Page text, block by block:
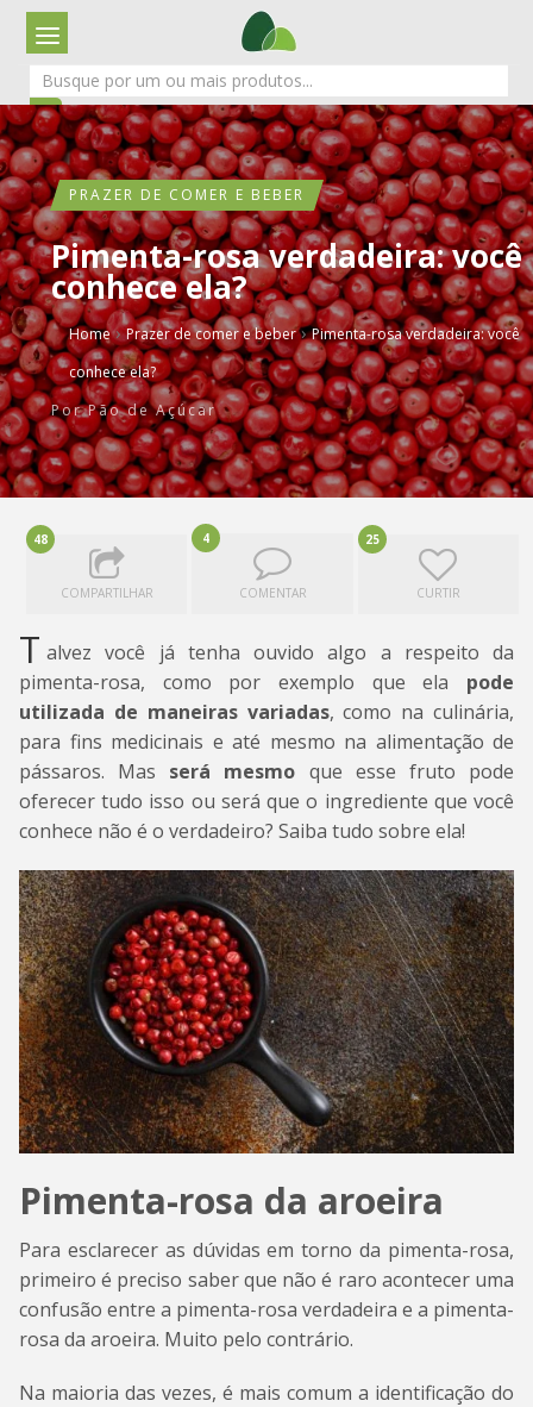
PRAZER DE COMER E BEBER
Pimenta-rosa verdadeira: você
conhece ela?
Home › Prazer de comer e beber › Pimenta-rosa verdadeira: você
conhece ela?
PorPão de Açúcar
48
COMPARTILHAR
4
COMENTAR
25
CURTIR
T alvez você já tenha ouvido algo a respeito da
pimenta-rosa, como por exemplo que ela pode
utilizada de maneiras variadas, como na culinária,
para fins medicinais e até mesmo na alimentação de
pássaros. Mas será mesmo que esse fruto pode
oferecer tudo isso ou será que o ingrediente que você
conhece não é o verdadeiro? Saiba tudo sobre ela!
Pimenta-rosa da aroeira
Para esclarecer as dúvidas em torno da pimenta-rosa,
primeiro é preciso saber que não é raro acontecer uma
confusão entre a pimenta-rosa verdadeira e a pimenta-
rosa da aroeira. Muito pelo contrário.
Na maioria das vezes, é mais comum a identificação do